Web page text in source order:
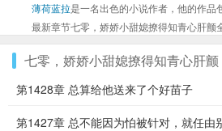
薄荷蓝拉是一名出色的小说作者，他的作品
最新章节七零，娇娇小甜媳撩得知青心肝
七零，娇娇小甜媳撩得知青心肝颤
第1428章 总算给他送来了个好苗子
第1427章 总不能因为怕被针对，就任由